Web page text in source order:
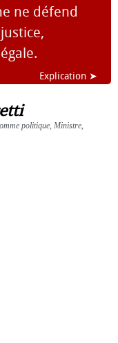
ne défend
Explication ➤
politique, Ministre,